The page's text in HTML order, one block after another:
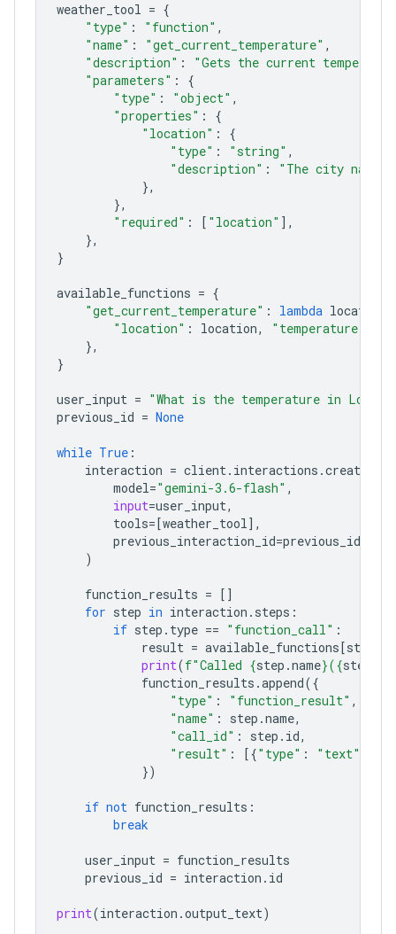
weather_tool = {
"type" : "function" ,
"name" : "get_current_temperature" ,
"description" :
"Gets the current
"parameters" :
{
"type" : "object" ,
"properties" :
{
"location" :
{
"type" : "string" ,
"description" :
"The city name,
},
},
"required" : [ "location" ],
},
}
available_functions = {
"get_current_temperature" : lambda location
"location" : location, "temperature"
},
}
user_input = "What is the temperature in
previous_id = None
while True :
interaction = client. interactions .create
model="gemini-3.6-flash" ,
input=user_input,
tools=[weather_tool],
previous_interaction_id=previous_id
)
function_results = []
for step in interaction . steps :
if step . type == "function_call" :
result = available_functions[step
print(f"Called {step .name}({step
function_results .append({
"type" : "function_result" ,
"name" : step .name,
"call_id" : step . id,
"result" : [{"type" : "text"
})
if not function_results :
break
user_input = function_results
previous_id = interaction . id
print(interaction .output_text)